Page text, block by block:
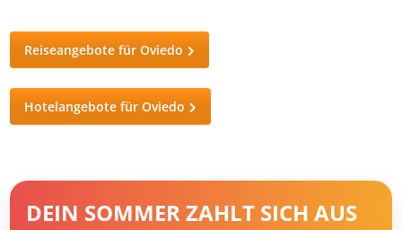
Reiseangebote für Oviedo
Hotelangebote für Oviedo
DEIN SOMMER ZAHLT SICH AUS